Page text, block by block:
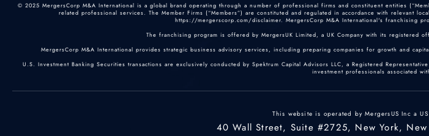
© 2025 MergersCorp M&A International is a global brand operating through a number of professional firms and constituent entities
related professional services. The Member Firms (“Members”) are constituted and regulated in accordance with relevant
https://mergerscorp.com/disclaimer. MergersCorp M&A International's franchising
The franchising program is offered by MergersUK Limited, a UK Company with its registered
MergersCorp M&A International provides strategic business advisory services, including preparing companies for growth and
U.S. Investment Banking Securities transactions are exclusively conducted by Spektrum Capital Advisors LLC, a Registered
investment professionals associated
This website is operated by MergersUS Inc a
40 Wall Street, Suite #2725, New York,